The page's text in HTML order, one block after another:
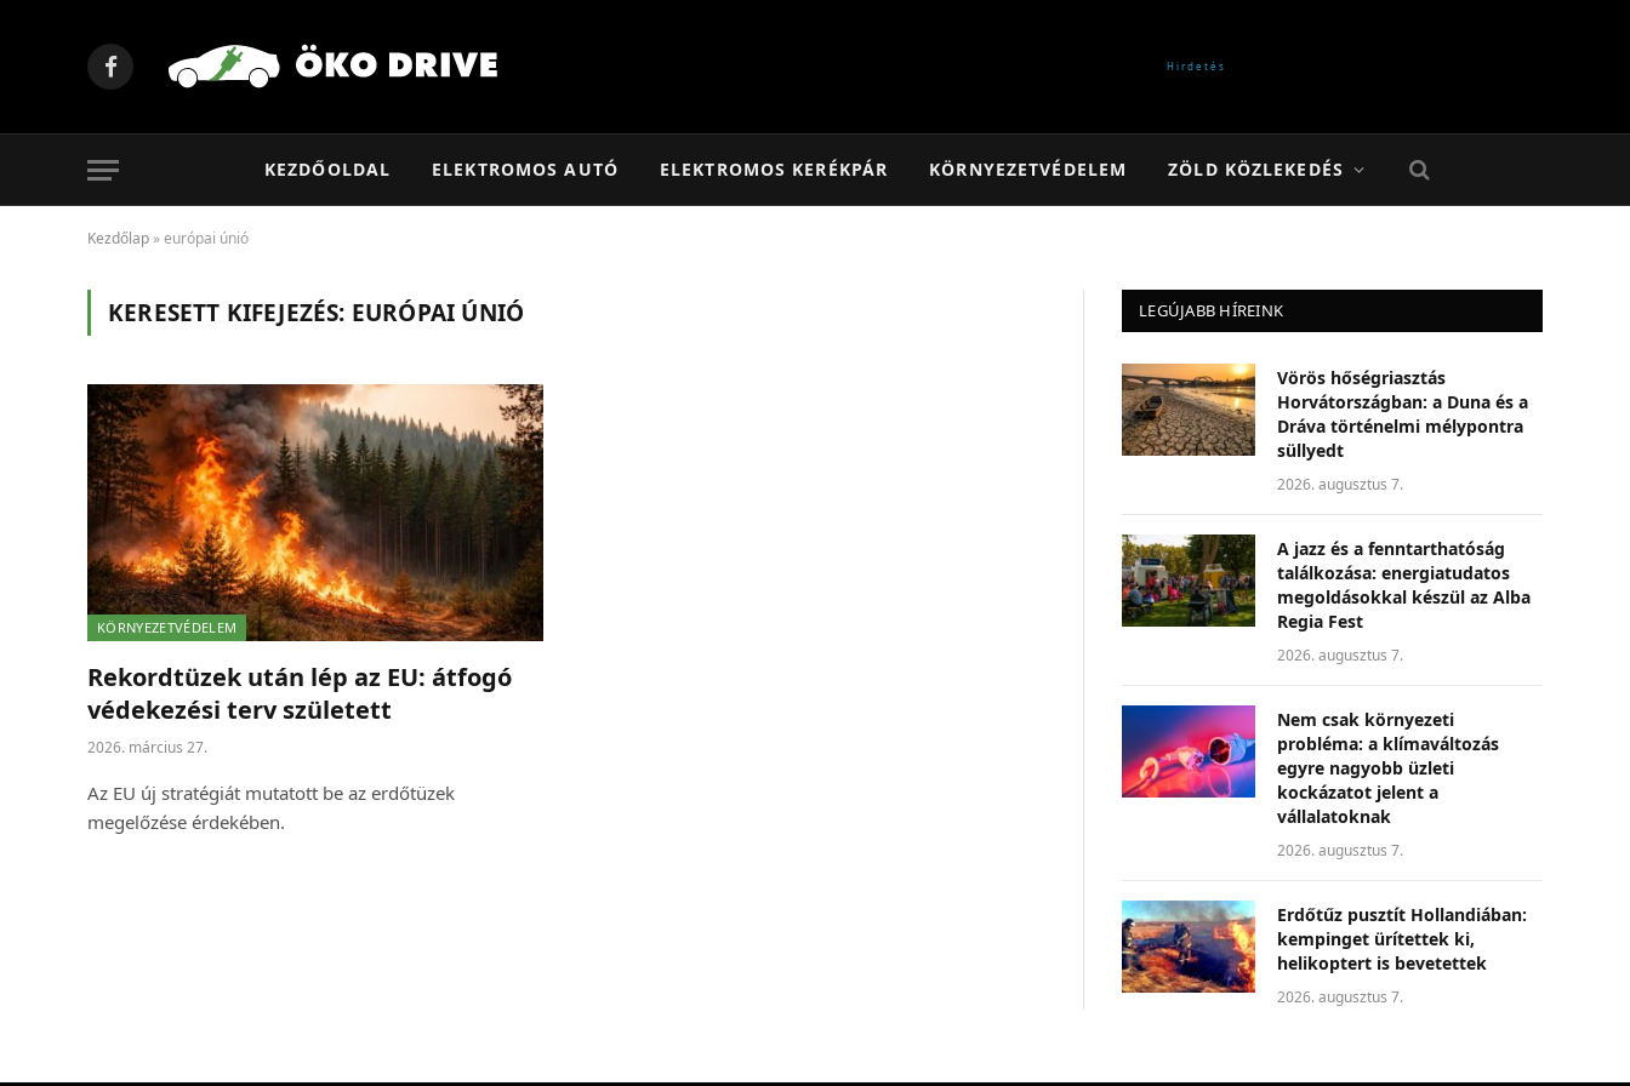
Facebook
KEZDŐOLDAL ELEKTROMOS AUTÓ ELEKTROMOS KERÉKPÁR KÖRNYEZETVÉDELEM ZÖLD KÖZLEKEDÉS
Kezdőlap »európai únió
KERESETT KIFEJEZÉS: EURÓPAI ÚNIÓ
KÖRNYEZETVÉDELEM
Rekordtüzek után lép az EU: átfogó
védekezési terv született
2026. március 27.
Az EU új stratégiát mutatott be az erdőtüzek
megelőzése érdekében.
LEGÚJABB HÍREINK
Vörös hőségriasztás
Horvátországban: a Duna és a
Dráva történelmi mélypontra
süllyedt
2026. augusztus 7.
A jazz és a fenntarthatóság
találkozása: energiatudatos
megoldásokkal készül az Alba
Regia Fest
2026. augusztus 7.
Nem csak környezeti
probléma: a klímaváltozás
egyre nagyobb üzleti
kockázatot jelent a
vállalatoknak
2026. augusztus 7.
Erdőtűz pusztít Hollandiában:
kempinget ürítettek ki,
helikoptert is bevetettek
2026. augusztus 7.